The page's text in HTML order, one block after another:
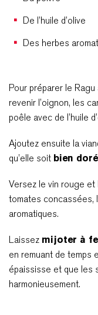
De l’huile d’olive
Des herbes
Pour préparer le
revenir l’oignon, les
poêle avec de l’huile
Ajoutez ensuite la
qu’elle soit bien
Versez le vin rouge et
tomates
aromatiques.
Laissez mijoter à
en remuant de temps
épaississe et que les
harmonieusement.